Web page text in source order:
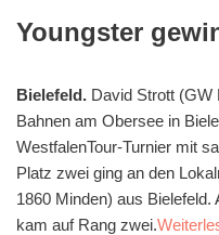
Youngster
Bielefeld. David Strott (GW
Bahnen am Obersee in
WestfalenTour-Turnier mit
Platz zwei ging an den
1860 Minden) aus
kam auf Rang zwei.